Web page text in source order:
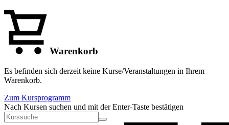
Warenkorb
Es befinden sich derzeit keine Kurse/Veranstaltungen in Ihrem
Warenkorb.
Zum Kursprogramm
Nach Kursen suchen und mit der Enter-Taste bestätigen